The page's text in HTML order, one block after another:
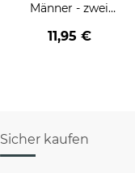
Männer - zwei
11,95 €
Sicher kaufen